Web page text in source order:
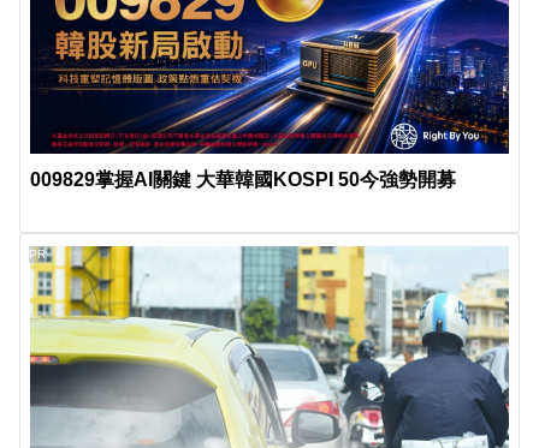
009829掌握AI關鍵 大華韓國KOSPI 50今強勢開募
PR